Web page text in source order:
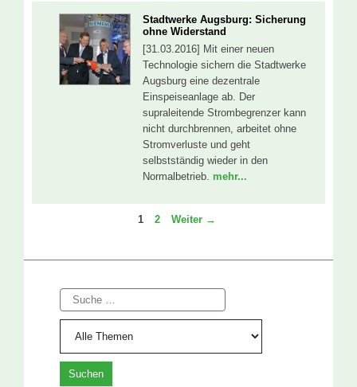
Stadtwerke Augsburg: Sicherung
ohne Widerstand
[31.03.2016] Mit einer neuen
Technologie sichern die Stadtwerke
Augsburg eine dezentrale
Einspeiseanlage ab. Der
supraleitende Strombegrenzer kann
nicht durchbrennen, arbeitet ohne
Stromverluste und geht
selbstständig wieder in den
Normalbetrieb. mehr...
Seite
1 Seite
2 Weiter →
Suche